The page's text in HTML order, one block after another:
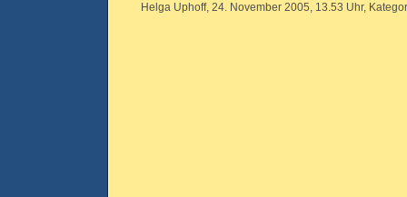
Helga Uphoff, 24. November 2005, 13.53 Uhr,